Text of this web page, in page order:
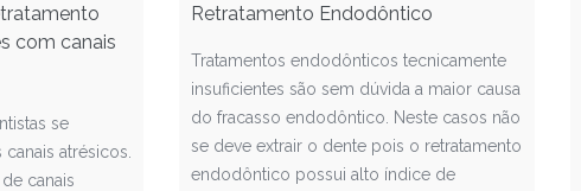
com canais
se
atrésicos.
canais
Retratamento Endodôntico
Tratamentos endodônticos tecnicamente
insuficientes são sem dúvida a maior causa
do fracasso endodôntico. Neste casos não
se deve extrair o dente pois o retratamento
endodôntico possui alto índice de